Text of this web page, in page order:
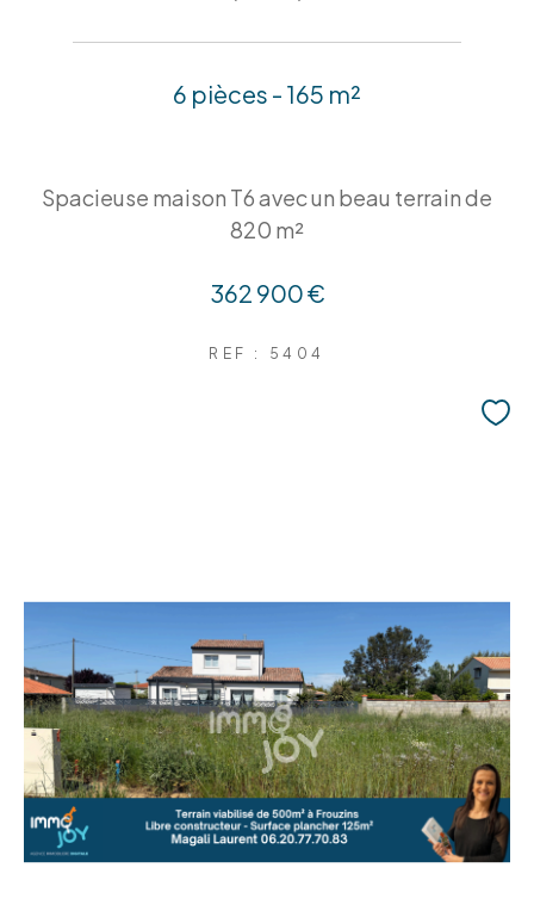
6 pièces - 165 m²
Spacieuse maison T6 avec un beau terrain de
820 m²
362 900 €
REF : 5404